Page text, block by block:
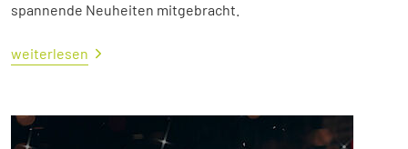
spannende Neuheiten mitgebracht.
weiterlesen